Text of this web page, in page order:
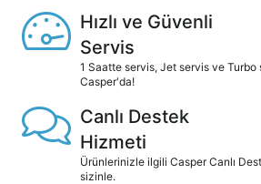
Hızlı ve Güvenli
Servis
1 Saatte servis, Jet servis ve
Casper'da!
Canlı Destek
Hizmeti
Ürünlerinizle ilgili Casper Canlı
sizinle.